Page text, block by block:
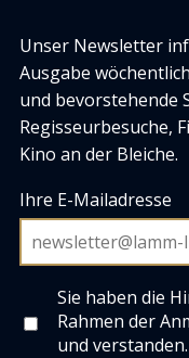
Unser Newsletter
Ausgabe
und bevorstehende
Regisseurbesuche,
Kino an der Bleiche.
Ihre E-Mailadresse
Sie haben die
Rahmen der
und verstanden.